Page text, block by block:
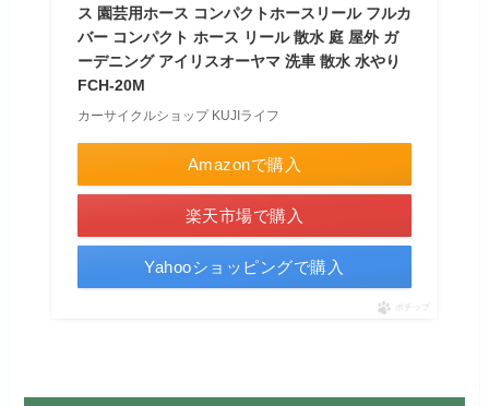
ス 園芸用ホース コンパクトホースリール フルカ
バー コンパクト ホース リール 散水 庭 屋外 ガ
ーデニング アイリスオーヤマ 洗車 散水 水やり
FCH-20M
カーサイクルショップ KUJIライフ
Amazonで購入
楽天市場で購入
Yahooショッピングで購入
ポチップ